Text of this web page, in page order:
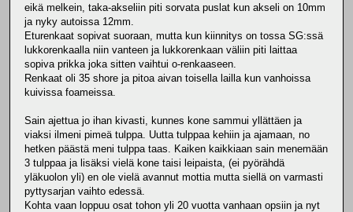
eikä melkein, taka-akseliin piti sorvata puslat kun akseli on 10mm
ja nyky autoissa 12mm.
Eturenkaat sopivat suoraan, mutta kun kiinnitys on tossa SG:ssä
lukkorenkaalla niin vanteen ja lukkorenkaan väliin piti laittaa
sopiva prikka joka sitten vaihtui o-renkaaseen.
Renkaat oli 35 shore ja pitoa aivan toisella lailla kun vanhoissa
kuivissa foameissa.
Sain ajettua jo ihan kivasti, kunnes kone sammui yllättäen ja
viaksi ilmeni pimeä tulppa. Uutta tulppaa kehiin ja ajamaan, no
hetken päästä meni tulppa taas. Kaiken kaikkiaan sain menemään
3 tulppaa ja lisäksi vielä kone taisi leipaista, (ei pyörähdä
yläkuolon yli) en ole vielä avannut mottia mutta siellä on varmasti
pyttysarjan vaihto edessä.
Kohta vaan loppuu osat tohon yli 20 vuotta vanhaan opsiin ja nyt